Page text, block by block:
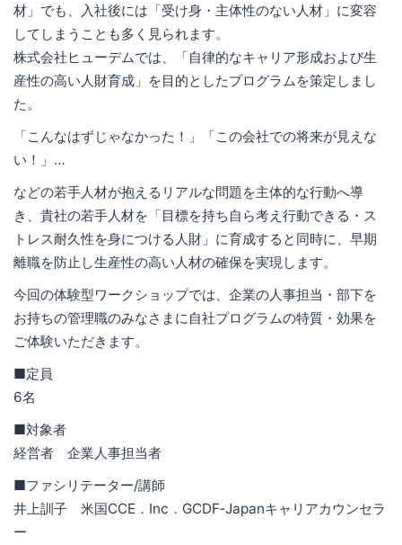
材」でも、入社後には「受け身・主体性のない人材」に変容
してしまうことも多く見られます。
株式会社ヒューデムでは、「自律的なキャリア形成および生
産性の高い人財育成」を目的としたプログラムを策定しまし
た。
「こんなはずじゃなかった！」「この会社での将来が見えな
い！」…
などの若手人材が抱えるリアルな問題を主体的な行動へ導
き、貴社の若手人材を「目標を持ち自ら考え行動できる・ス
トレス耐久性を身につける人財」に育成すると同時に、早期
離職を防止し生産性の高い人材の確保を実現します。
今回の体験型ワークショップでは、企業の人事担当・部下を
お持ちの管理職のみなさまに自社プログラムの特質・効果を
ご体験いただきます。
■定員
6名
■対象者
経営者 企業人事担当者
■ファシリテーター/講師
井上訓子 米国CCE．Inc．GCDF‐Japanキャリアカウンセラ
ー